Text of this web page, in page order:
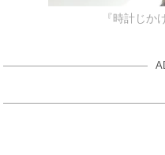
『時計じか